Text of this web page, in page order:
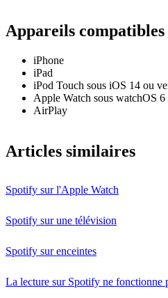
Appareils compatibles
iPhone
iPad
iPod Touch sous iOS 14 ou
Apple Watch sous watchOS
AirPlay
Articles similaires
Spotify sur l'Apple Watch
Spotify sur une télévision
Spotify sur enceintes
La lecture sur Spotify ne fonctionne